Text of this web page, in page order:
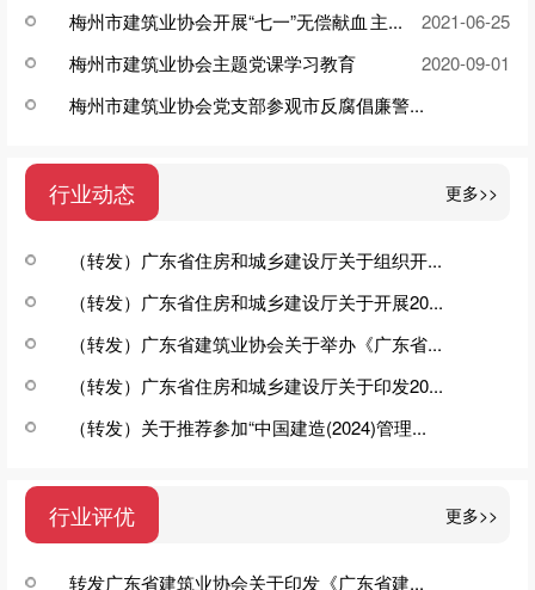
梅州市建筑业协会开展“七一”无偿献血 主...
2021-06-25
梅州市建筑业协会主题党课学习教育
2020-09-01
梅州市建筑业协会党支部参观市反腐倡廉警...
行业动态 更多>>
（转发）广东省住房和城乡建设厅关于组织开...
2024-08-28
（转发）广东省住房和城乡建设厅关于开展20...
2024-05-15
（转发）广东省建筑业协会关于举办《广东省...
2024-02-01
（转发）广东省住房和城乡建设厅关于印发20...
2023-06-02
（转发）关于推荐参加“中国建造(2024)管理...
行业评优 更多>>
转发广东省建筑业协会关于印发《广东省建...